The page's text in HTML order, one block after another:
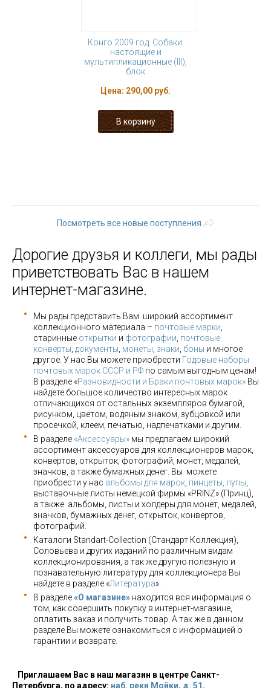
Конго 2009 год. Собаки:
настоящие и
мультипликационные (III),
блок
Цена: 290,00 руб.
Посмотреть все новые поступления
Дорогие друзья и коллеги, мы рады
приветствовать Вас в нашем
интернет-магазине.
Мы рады представить Вам широкий ассортимент
коллекционного материала – почтовые марки
старинные открытки и фотографии почтовые
конверты документы монеты знаки боны и многое
другое. У нас Вы можете приобрести Годовые наборы
почтовых марок СССР и РФ по самым выгодным ценам!
В разделе «Разновидности и Браки почтовых марок» Вы
найдете большое количество интересных марок
отличающихся от остальных экземпляров бумагой,
рисунком, цветом, водяным знаком, зубцовкой или
просечкой, клеем, печатью, надпечатками и другим.
В разделе «Аксессуары» мы предлагаем широкий
ассортимент аксессуаров для коллекционеров марок,
конвертов, открыток, фотографий, монет, медалей,
значков, а также бумажных денег. Вы можете
приобрести у нас альбомы для марок пинцеты, лупы
выставочные листы немецкой фирмы «PRINZ» (Принц),
а также альбомы, листы и холдеры для монет, медалей,
значков, бумажных денег, открыток, конвертов,
фотографий.
Каталоги Standart-Collection (Стандарт Коллекция),
Соловьева и других изданий по различным видам
коллекционирования, а так же другую полезную и
познавательную литературу для коллекционера Вы
найдете в разделе «Литература».
В разделе«О магазине» находится вся информация о
том, как совершить покупку в интернет-магазине,
оплатить заказ и получить товар. А так же в данном
разделе Вы можете ознакомиться с информацией о
гарантии и возврате.
Приглашаем Вас в наш магазин в центре Санкт-
Петербурга, по адресу: наб. реки Мойки, д. 51 .